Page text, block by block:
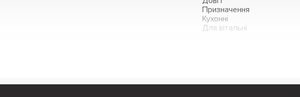
Призначення
Кухонні
Для вітальні